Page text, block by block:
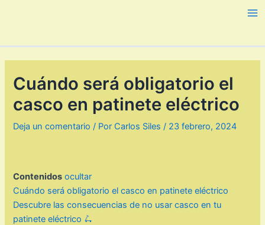
Cuándo será obligatorio el
casco en patinete eléctrico
Deja un comentario / Por Carlos Siles/ 23 febrero, 2024
Contenidos ocultar
Cuándo será obligatorio el casco en patinete eléctrico
Descubre las consecuencias de no usar casco en tu
patinete eléctrico 🛴